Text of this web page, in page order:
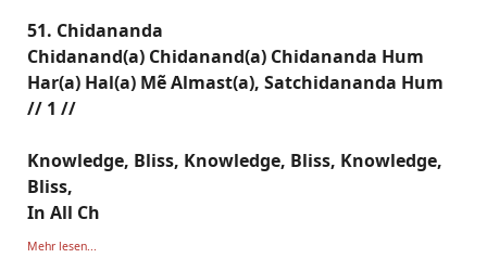
51. Chidananda
Chidanand(a) Chidanand(a) Chidananda Hum
Har(a) Hal(a) Mẽ Almast(a), Satchidananda Hum
// 1 //
Knowledge, Bliss, Knowledge, Bliss, Knowledge,
Bliss,
In All Ch
Mehr lesen...